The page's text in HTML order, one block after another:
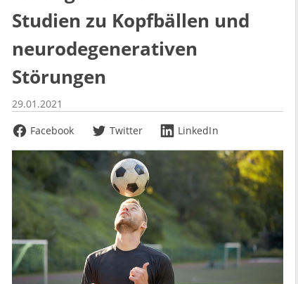
Studien zu Kopfbällen und
neurodegenerativen
Störungen
29.01.2021
Facebook
Twitter LinkedIn